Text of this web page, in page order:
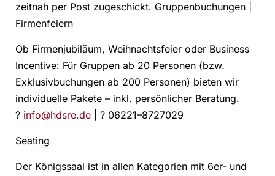
zeitnah per Post zugeschickt. Gruppenbuchungen |
Firmenfeiern
Ob Firmenjubiläum, Weihnachtsfeier oder Business
Incentive: Für Gruppen ab 20 Personen (bzw.
Exklusivbuchungen ab 200 Personen) bieten wir
individuelle Pakete – inkl. persönlicher Beratung.
? info@hdsre.de | ? 06221–8727029
Seating
Der Königssaal ist in allen Kategorien mit 6er- und